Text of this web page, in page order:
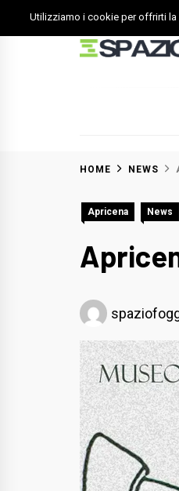
to
HOME NEWS
Apricena News
Utilizziamo i cookie per offrirti